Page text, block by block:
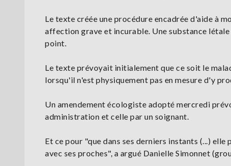
Le texte créée une procédure encadrée d'aide à
affection grave et incurable. Une substance
point.
Le texte prévoyait initialement que ce soit le
lorsqu'il n'est physiquement pas en mesure d'y
Un amendement écologiste adopté mercredi
administration et celle par un soignant.
Et ce pour "que dans ses derniers instants (...)
avec ses proches", a argué Danielle Simonnet